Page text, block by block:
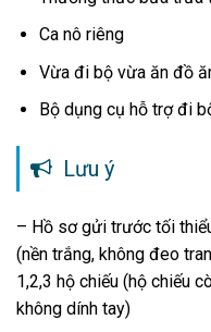
Ca nô riêng
Vừa đi bộ vừa ăn đồ
Bộ dụng cụ hỗ trợ đi
Lưu ý
– Hồ sơ gửi trước tối
(nền trắng, không đeo
1,2,3 hộ chiếu (hộ chiếu
không dính tay)